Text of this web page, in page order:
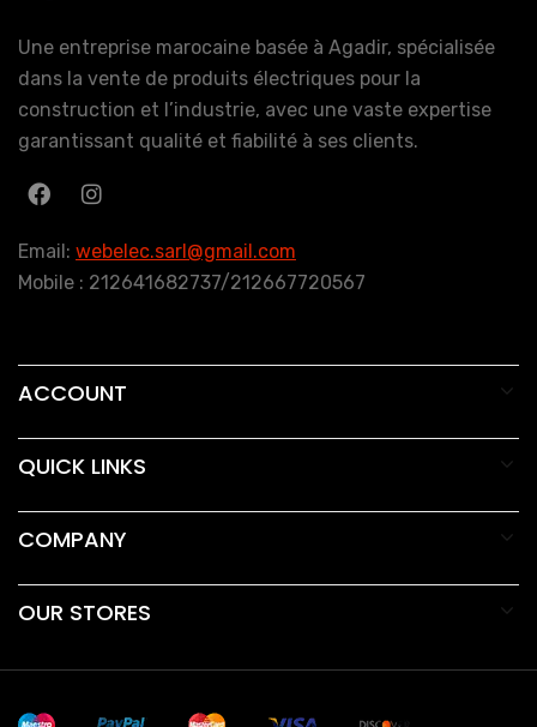
Une entreprise marocaine basée à Agadir, spécialisée
dans la vente de produits électriques pour la
construction et l’industrie, avec une vaste expertise
garantissant qualité et fiabilité à ses clients.
Email: webelec.sarl@gmail.com
Mobile : 212641682737/212667720567
ACCOUNT
QUICK LINKS
COMPANY
OUR STORES